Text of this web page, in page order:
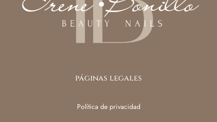
páginas legales
Política de privacidad